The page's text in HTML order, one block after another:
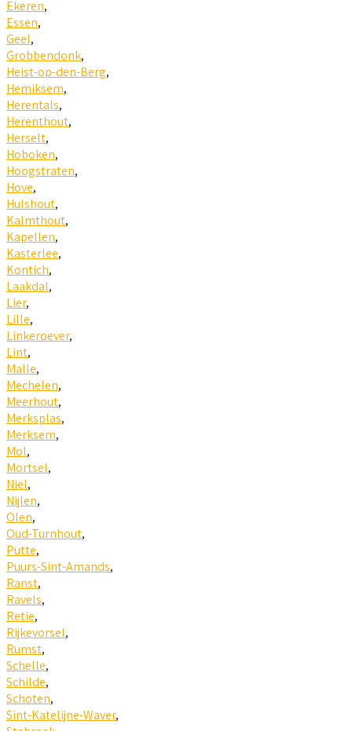
Ekeren,
Essen,
Geel,
Grobbendonk,
Heist-op-den-Berg,
Hemiksem,
Herentals,
Herenthout,
Herselt,
Hoboken,
Hoogstraten,
Hove,
Hulshout,
Kalmthout,
Kapellen,
Kasterlee,
Kontich,
Laakdal,
Lier,
Lille,
Linkeroever,
Lint,
Malle,
Mechelen,
Meerhout,
Merksplas,
Merksem,
Mol,
Mortsel,
Niel,
Nijlen,
Olen,
Oud-Turnhout,
Putte,
Puurs-Sint-Amands,
Ranst,
Ravels,
Retie,
Rijkevorsel,
Rumst,
Schelle,
Schilde,
Schoten,
Sint-Katelijne-Waver,